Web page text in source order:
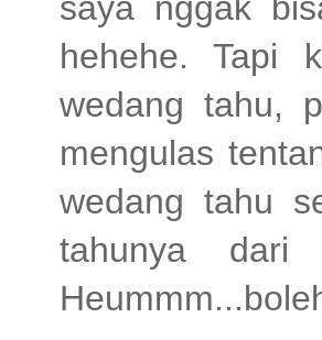
hehehe. Tapi
wedang tahu,
mengulas
wedang tahu
tahunya dari